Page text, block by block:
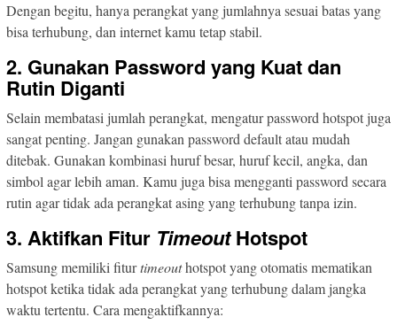
Dengan begitu, hanya perangkat yang jumlahnya sesuai batas yang
bisa terhubung, dan internet kamu tetap stabil.
2. Gunakan Password yang Kuat dan
Rutin Diganti
Selain membatasi jumlah perangkat, mengatur password hotspot juga
sangat penting. Jangan gunakan password default atau mudah
ditebak. Gunakan kombinasi huruf besar, huruf kecil, angka, dan
simbol agar lebih aman. Kamu juga bisa mengganti password secara
rutin agar tidak ada perangkat asing yang terhubung tanpa izin.
3. Aktifkan Fitur TimeoutHotspot
Samsung memiliki fiturtimeouthotspot yang otomatis mematikan
hotspot ketika tidak ada perangkat yang terhubung dalam jangka
waktu tertentu. Cara mengaktifkannya: